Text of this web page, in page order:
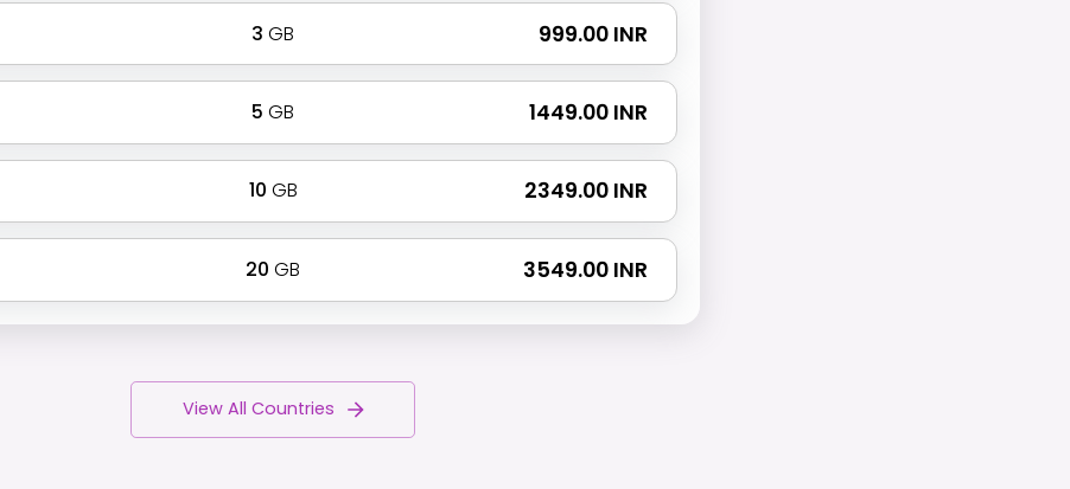
3 GB ₹ 999.00 INR
5 GB ₹ 1449.00 INR
10 GB ₹ 2349.00 INR
20 GB ₹ 3549.00 INR
View All Countries